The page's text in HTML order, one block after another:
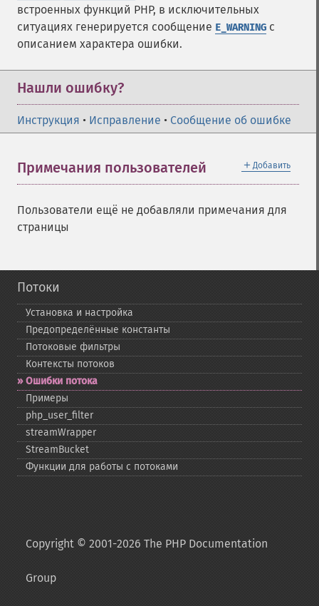
встроенных функций PHP, в исключительных
ситуациях генерируется сообщение E_WARNING с
описанием характера ошибки.
Нашли ошибку?
Инструкция • Исправление • Сообщение об ошибке
＋ Добавить
Примечания пользователей
Пользователи ещё не добавляли примечания для
страницы
Потоки
Установка и настройка
Предопределённые константы
Потоковые фильтры
Контексты потоков
Ошибки потока
Примеры
php_​user_​filter
streamWrapper
StreamBucket
Функции для работы с потоками
Copyright © 2001-2026 The PHP Documentation
Group